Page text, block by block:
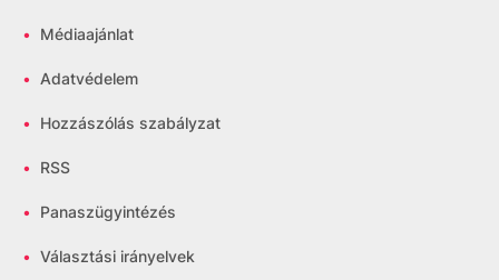
• Médiaajánlat
• Adatvédelem
• Hozzászólás szabályzat
• RSS
• Panaszügyintézés
• Választási irányelvek